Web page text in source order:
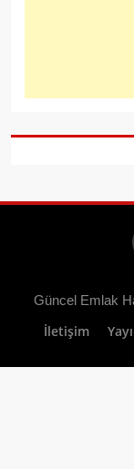
Güncel Emlak
İletişim